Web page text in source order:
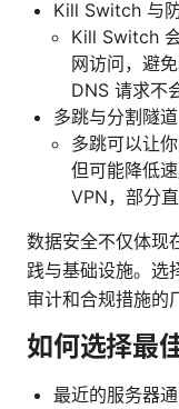
Kill Switch 与
Kill Switch
网访问，避
DNS 请求不
多跳与分割隧道
多跳可以让
但可能降低
VPN，部分
数据安全不仅体现
践与基础设施。选
审计和合规措施的
如何选择最
最近的服务器